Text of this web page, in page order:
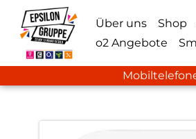
Über uns Shop
o2 Angebote